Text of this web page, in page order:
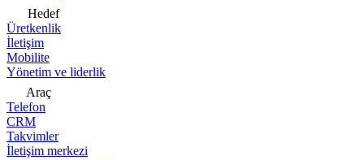
Hedef
Üretkenlik
İletişim
Mobilite
Yönetim ve liderlik
Araç
Telefon
CRM
Takvimler
İletişim merkezi